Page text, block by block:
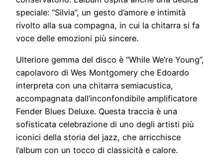
speciale: “Silvia”, un gesto d’amore e intimità
rivolto alla sua compagna, in cui la chitarra si fa
voce delle emozioni più sincere.
Ulteriore gemma del disco è “While We’re Young”,
capolavoro di Wes Montgomery che Edoardo
interpreta con una chitarra semiacustica,
accompagnata dall’inconfondibile amplificatore
Fender Blues Deluxe. Questa traccia è una
sofisticata celebrazione di uno degli artisti più
iconici della storia del jazz, che arricchisce
l’album con un tocco di classicità e calore.